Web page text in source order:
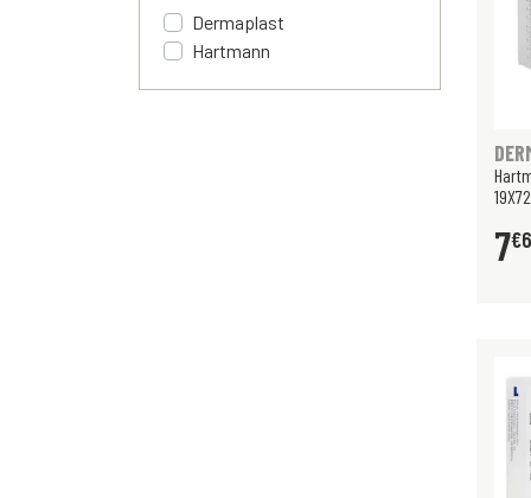
Dermaplast
Hartmann
7€